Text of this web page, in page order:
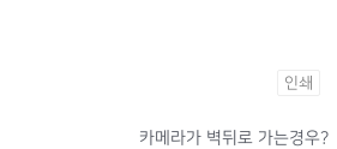
인쇄
카메라가 벽뒤로 가는경우?